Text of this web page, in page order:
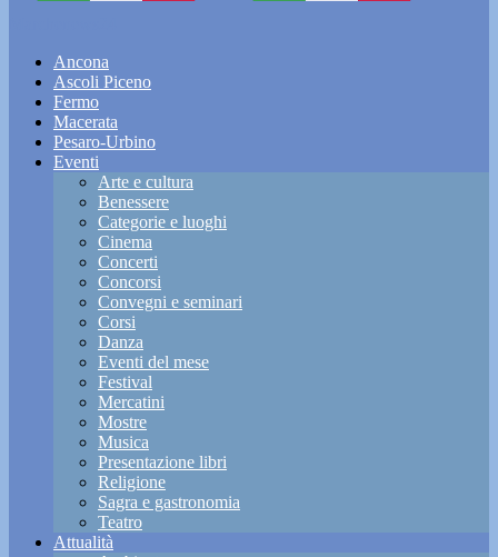
Ancona
Ascoli Piceno
Fermo
Macerata
Pesaro-Urbino
Eventi
Arte e cultura
Benessere
Categorie e luoghi
Cinema
Concerti
Concorsi
Convegni e seminari
Corsi
Danza
Eventi del mese
Festival
Mercatini
Mostre
Musica
Presentazione libri
Religione
Sagra e gastronomia
Teatro
Attualità